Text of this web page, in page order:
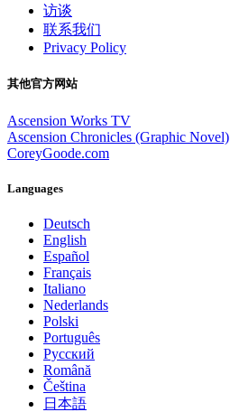
访谈
联系我们
Privacy Policy
其他官方网站
Ascension Works TV
Ascension Chronicles (Graphic Novel)
CoreyGoode.com
Languages
Deutsch
English
Español
Français
Italiano
Nederlands
Polski
Português
Pусский
Română
Čeština
日本語